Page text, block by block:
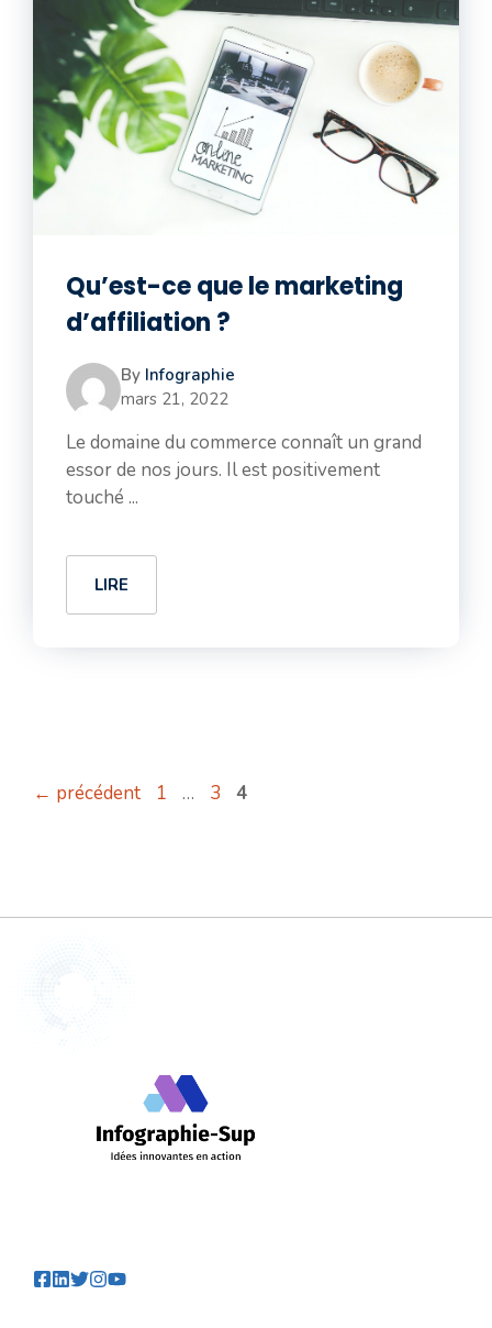
Qu’est-ce que le marketing
d’affiliation ?
By Infographie
mars 21, 2022
Le domaine du commerce connaît un grand
essor de nos jours. Il est positivement
touché ...
LIRE
← précédent Page
1 … Page
3 Page
4